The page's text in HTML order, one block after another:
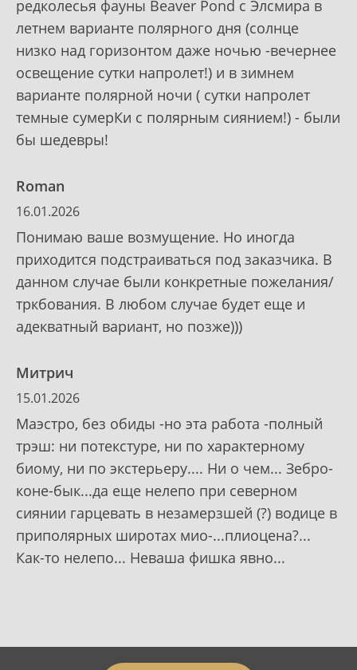
редколесья фауны Beaver Pond с Элсмира в
летнем варианте полярного дня (солнце
низко над горизонтом даже ночью -вечернее
освещение сутки напролет!) и в зимнем
варианте полярной ночи ( сутки напролет
темные сумерКи с полярным сиянием!) - были
бы шедевры!
Roman
16.01.2026
Понимаю ваше возмущение. Но иногда
приходится подстраиваться под заказчика. В
данном случае были конкретные пожелания/
тркбования. В любом случае будет еще и
адекватный вариант, но позже)))
Митрич
15.01.2026
Маэстро, без обиды -но эта работа -полный
трэш: ни потекстуре, ни по характерному
биому, ни по экстерьеру.... Ни о чем... Зебро-
коне-бык...да еще нелепо при северном
сиянии гарцевать в незамерзшей (?) водице в
приполярных широтах мио-...плиоцена?...
Как-то нелепо... Неваша фишка явно...